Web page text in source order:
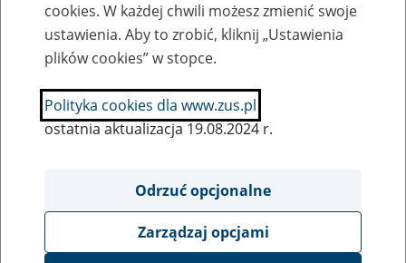
SZUKAJ
Ukryj wszystkie pozycje bazy
cookies. W każdej chwili możesz zmienić swoje
ustawienia. Aby to zrobić, kliknij „Ustawienia
plików cookies” w stopce.
Polityka cookies dla www.zus.pl
ostatnia aktualizacja 19.08.2024 r.
Odrzuć opcjonalne
Zarządzaj opcjami